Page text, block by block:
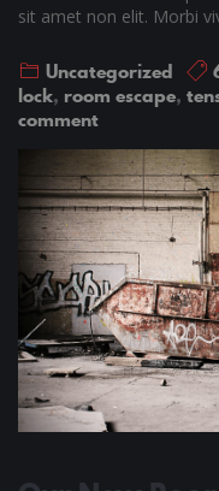
sit amet non elit. Morbi
Uncategorized
lock, room escape,
comment